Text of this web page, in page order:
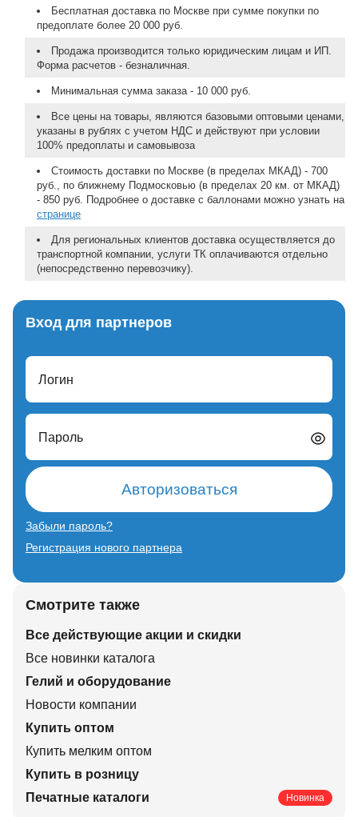
Бесплатная доставка по Москве при сумме покупки по
предоплате более 20 000 руб.
Продажа производится только юридическим лицам и ИП.
Форма расчетов - безналичная.
Минимальная сумма заказа - 10 000 руб.
Все цены на товары, являются базовыми оптовыми ценами,
указаны в рублях с учетом НДС и действуют при условии
100% предоплаты и самовывоза
Стоимость доставки по Москве (в пределах МКАД) - 700
руб., по ближнему Подмосковью (в пределах 20 км. от МКАД)
- 850 руб. Подробнее о доставке с баллонами можно узнать на
странице
Для региональных клиентов доставка осуществляется до
транспортной компании, услуги ТК оплачиваются отдельно
(непосредственно перевозчику).
Вход для партнеров
Логин
Пароль
Авторизоваться
Забыли пароль?
Регистрация нового партнера
Смотрите также
Все действующие акции и скидки
Все новинки каталога
Гелий и оборудование
Новости компании
Купить оптом
Купить мелким оптом
Купить в розницу
Печатные каталоги
Новинка